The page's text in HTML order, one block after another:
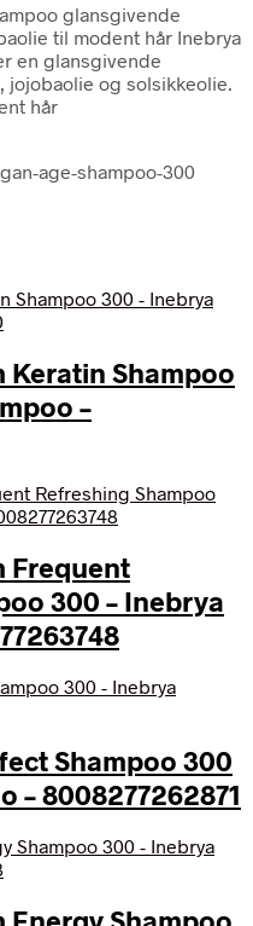
glansgivende
til modent hår Inebrya
en glansgivende
jojobaolie og solsikkeolie.
hår
age-shampoo-300
Keratin Shampoo
–
Frequent
300 – Inebrya
Shampoo 300
– 8008277262871